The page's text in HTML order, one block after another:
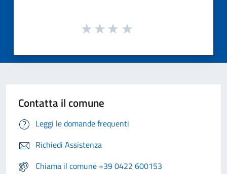
Contatta il comune
Leggi le domande frequenti
Richiedi Assistenza
Chiama il comune +39 0422 600153